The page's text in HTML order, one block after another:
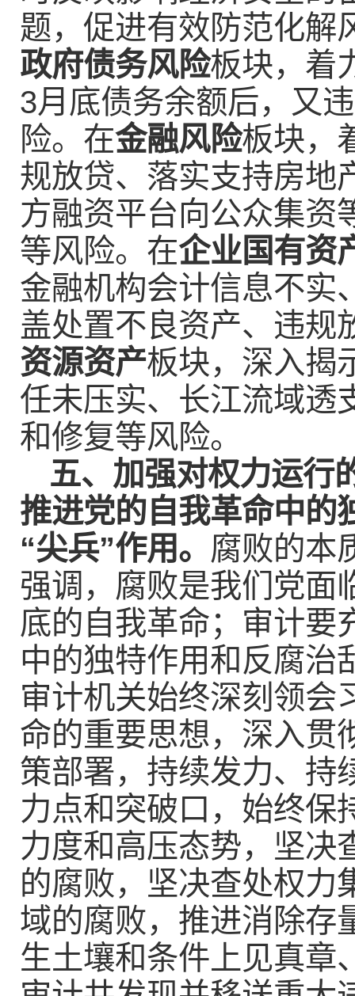
题，促进有效防范化解
政府债务风险板块，着
3月底债务余额后，又
险。在金融风险板块，
规放贷、落实支持房地
方融资平台向公众集资
等风险。在企业国有资
金融机构会计信息不实
盖处置不良资产、违规
资源资产板块，深入揭
任未压实、长江流域透
和修复等风险。
五、加强对权力运行
推进党的自我革命中的
“尖兵”作用。 腐败的本
强调，腐败是我们党面
底的自我革命；审计要
中的独特作用和反腐治
审计机关始终深刻领会
命的重要思想，深入贯
策部署，持续发力、持
力点和突破口，始终保
力度和高压态势，坚决
的腐败，坚决查处权力
域的腐败，推进消除存
生土壤和条件上见真章